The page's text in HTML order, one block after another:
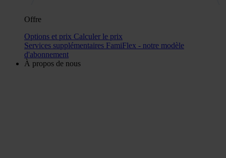
Offre
Options et prix Calculer le prix
Services supplémentaires FamiFlex - notre modèle
d'abonnement
À propos de nous